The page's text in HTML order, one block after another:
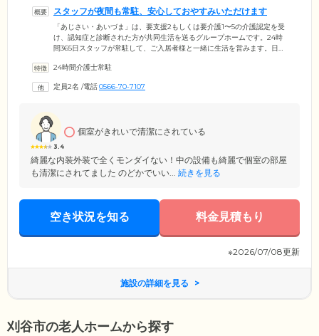
スタッフが夜間も常駐、安心しておやすみいただけます
「あじさい・あいづま」は、要支援2もしくは要介護1〜5の介護認定を受
け、認知症と診断された方が共同生活を送るグループホームです。24時
間365日スタッフが常駐して、ご入居者様と一緒に生活を営みます。日中
ておりますので、何かありましたら気兼ねなくお部屋のナースコールで
隣の医療機関とも提携。緊急時にはスタッフと医療機関が連絡を取って
24時間介護士常駐
定員2名 /電話0566-70-7107
3.4
個室がきれいで清潔にされている
綺麗な内装外装で全くモンダイない！中の設備も綺麗で個室の部屋
も清潔にされてました のどかでいい... 続きを見る
空き状況を知る 料金見積もり
※2026/07/08更新
施設の詳細を見る
刈谷市の老人ホームから探す